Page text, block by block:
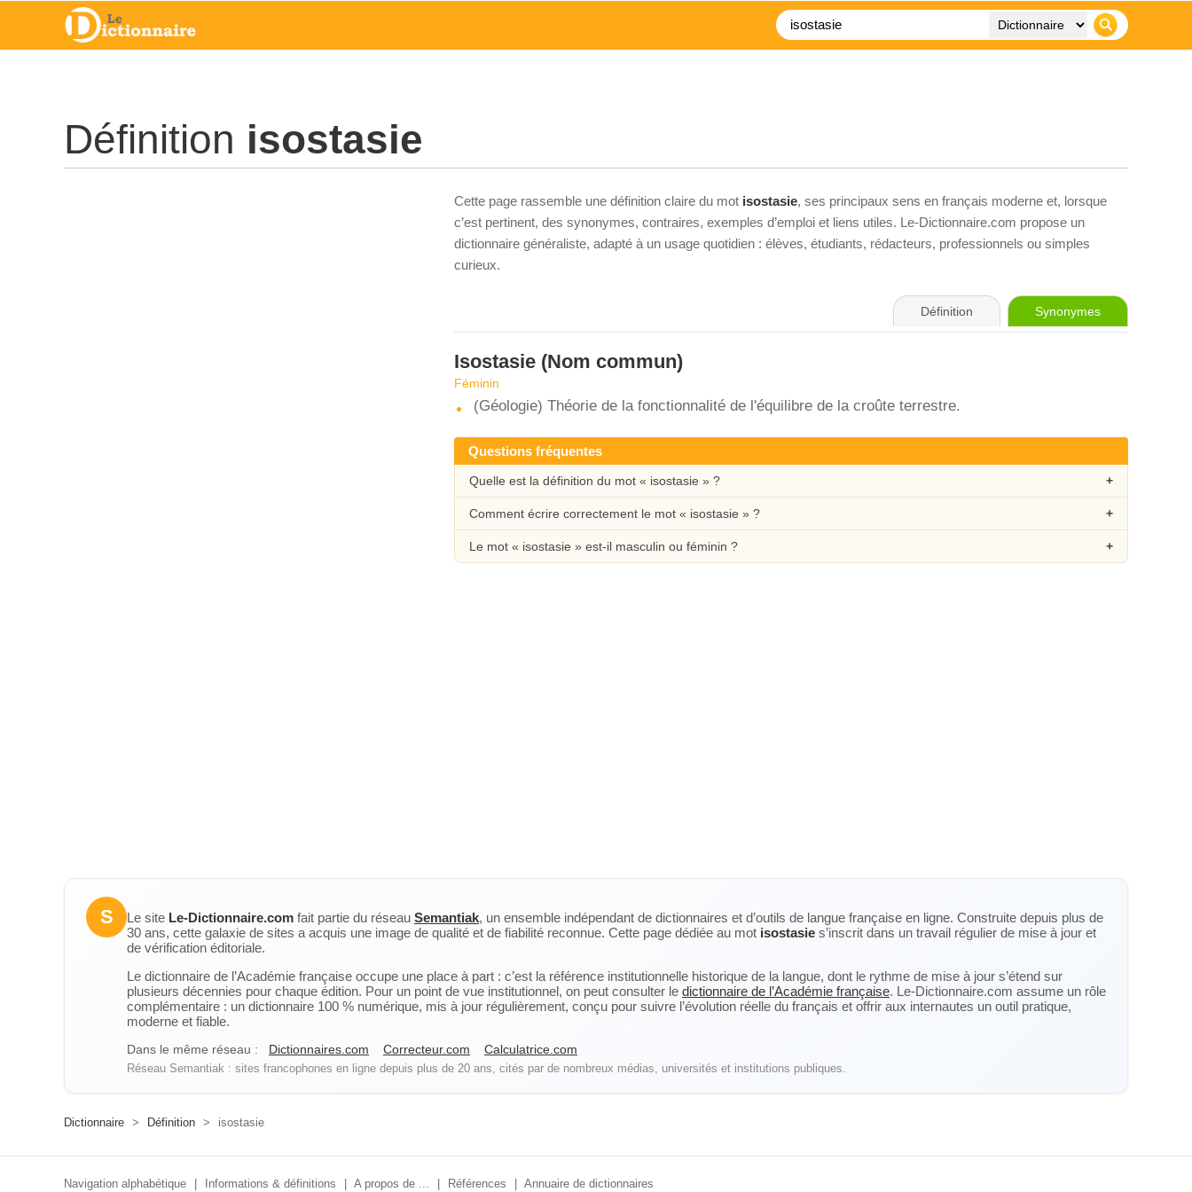
Définition isostasie
Cette page rassemble une définition claire du mot isostasie, ses principaux sens en français moderne et, lorsque
c’est pertinent, des synonymes, contraires, exemples d’emploi et liens utiles. Le-Dictionnaire.com propose un
dictionnaire généraliste, adapté à un usage quotidien : élèves, étudiants, rédacteurs, professionnels ou simples
curieux.
Définition Synonymes
Isostasie (Nom commun)
Féminin
(Géologie) Théorie de la fonctionnalité de l'équilibre de la croûte terrestre.
Questions fréquentes
Quelle est la définition du mot « isostasie » ?
Comment écrire correctement le mot « isostasie » ?
Le mot « isostasie » est-il masculin ou féminin ?
S Le site Le-Dictionnaire.com fait partie du réseau Semantiak, un ensemble indépendant de dictionnaires et d’outils de langue française en ligne. Construite depuis plus de
30 ans, cette galaxie de sites a acquis une image de qualité et de fiabilité reconnue. Cette page dédiée au mot isostasie s’inscrit dans un travail régulier de mise à jour et
de vérification éditoriale.
Le dictionnaire de l’Académie française occupe une place à part : c’est la référence institutionnelle historique de la langue, dont le rythme de mise à jour s’étend sur
plusieurs décennies pour chaque édition. Pour un point de vue institutionnel, on peut consulter le dictionnaire de l’Académie française. Le-Dictionnaire.com assume un rôle
complémentaire : un dictionnaire 100 % numérique, mis à jour régulièrement, conçu pour suivre l’évolution réelle du français et offrir aux internautes un outil pratique,
moderne et fiable.
Dans le même réseau : Dictionnaires.com Correcteur.com Calculatrice.com
Réseau Semantiak : sites francophones en ligne depuis plus de 20 ans, cités par de nombreux médias, universités et institutions publiques.
Dictionnaire > Définition > isostasie
Navigation alphabétique Informations & définitions A propos de ... Références Annuaire de dictionnaires